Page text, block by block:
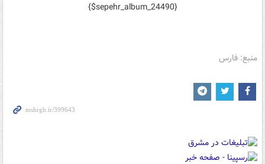
{$sepehr_album_24490}
منبع: فارس